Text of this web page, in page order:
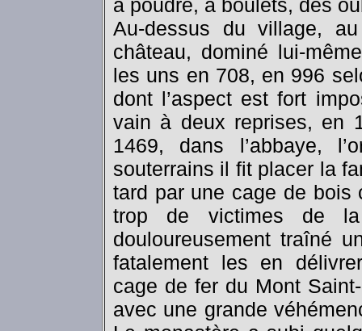
à poudre, à boulets, des
Au-dessus du village,
château, dominé lui-
les uns en 708, en 996
dont l’aspect est fort
vain à deux reprises, en
1469, dans l’abbaye,
souterrains il fit placer la
tard par une cage de bois
trop de victimes de
douloureusement traîné
fatalement les en
cage de fer du Mont
avec une grande